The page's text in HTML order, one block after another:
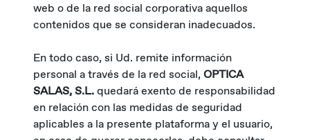
web o de la red social corporativa aquellos
contenidos que se consideran inadecuados.
En todo caso, si Ud. remite información
personal a través de la red social, OPTICA
SALAS, S.L.quedará exento de responsabilidad
en relación con las medidas de seguridad
aplicables a la presente plataforma y el usuario,